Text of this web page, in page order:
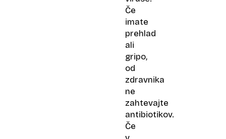
Če
imate
prehlad
ali
gripo,
od
zdravnika
ne
zahtevajte
antibiotikov.
Če